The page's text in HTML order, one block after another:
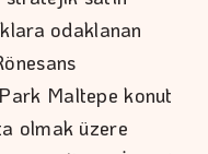
odaklanan
Maltepe konut
olmak üzere